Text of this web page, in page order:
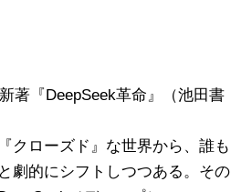
著『DeepSeek革命』（池田書
クローズド』な世界から、誰も
劇的にシフトしつつある。その